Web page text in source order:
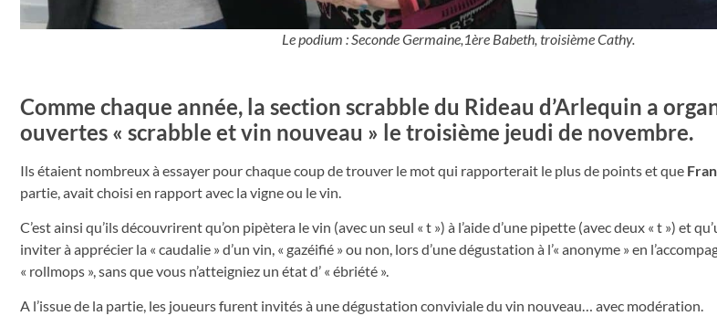
Le podium : Seconde Germaine,1ère Babeth, troisième Cathy.
Comme chaque année, la section scrabble du Rideau d’Arlequin a
ouvertes « scrabble et vin nouveau » le troisième jeudi de novembre.
Ils étaient nombreux à essayer pour chaque coup de trouver le mot qui rapporterait le plus de points et que
partie, avait choisi en rapport avec la vigne ou le vin.
C’est ainsi qu’ils découvrirent qu’on pipètera le vin (avec un seul « t ») à l’aide d’une pipette (avec deux « t ») et
inviter à apprécier la « caudalie » d’un vin, « gazéifié » ou non, lors d’une dégustation à l’« anonyme » en
« rollmops », sans que vous n’atteigniez un état d’ « ébriété ».
A l’issue de la partie, les joueurs furent invités à une dégustation conviviale du vin nouveau… avec modération.